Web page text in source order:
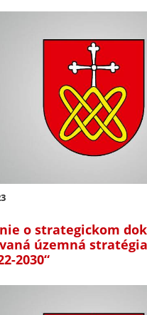
o strategickom
územná
2030“